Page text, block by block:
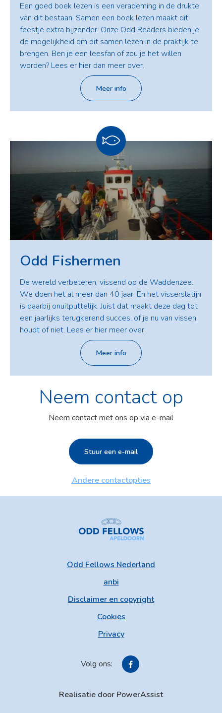
Een goed boek lezen is een verademing in de drukte
van dit bestaan. Samen een boek lezen maakt dit
feestje extra bijzonder. Onze Odd Readers bieden je
de mogelijkheid om dit samen lezen in de praktijk te
brengen. Ben je een leesfan of zou je het willen
worden? Lees er hier dan meer over.
Meer info
Odd Fishermen
De wereld verbeteren, vissend op de Waddenzee.
We doen het al meer dan 40 jaar. En het visserslatijn
is daarbij onuitputtelijk. Juist dat maakt deze dag tot
een jaarlijks terugkerend succes, of je nu van vissen
houdt of niet. Lees er hier meer over.
Meer info
Neem contact op
Neem contact met ons op via e-mail
Stuur een e-mail
Andere contactopties
Odd Fellows Nederland
anbi
Disclaimer en copyright
Cookies
Privacy
Volg ons:
Realisatie door PowerAssist